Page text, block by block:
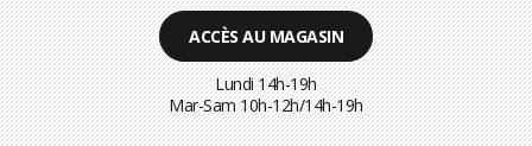
ACCÈS AU MAGASIN
Lundi 14h-19h
Mar-Sam 10h-12h/14h-19h